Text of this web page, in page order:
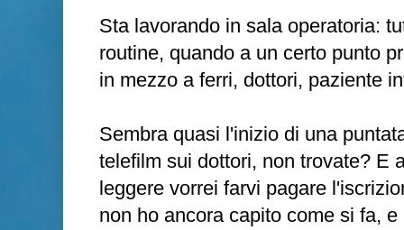
Sta lavorando in sala operatoria:
routine, quando a un certo punto
in mezzo a ferri, dottori, paziente
Sembra quasi l'inizio di una
telefilm sui dottori, non trovate? E
leggere vorrei farvi pagare
non ho ancora capito come si fa,